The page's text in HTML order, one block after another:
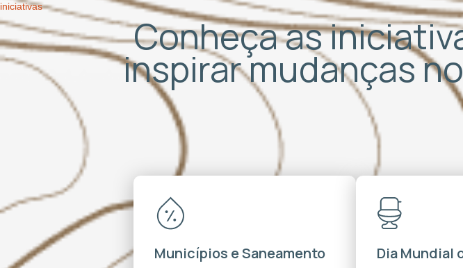
iniciativas
Conheça as
inspirar mudanças
Municípios e Saneamento Dia Mundial